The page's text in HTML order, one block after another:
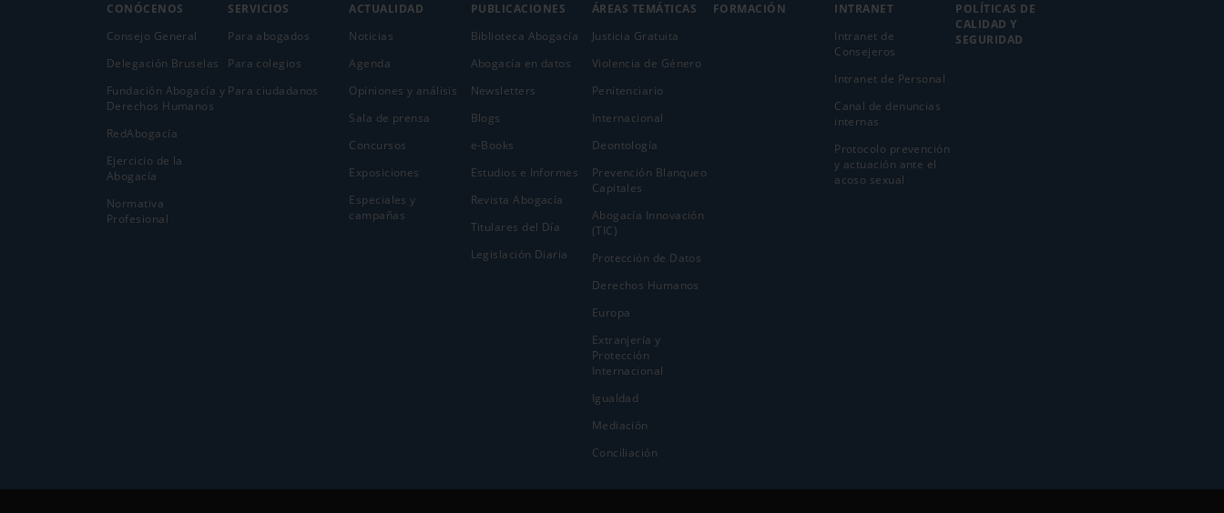
CONÓCENOS
Consejo General
Delegación Bruselas
Fundación Abogacía y
Derechos Humanos
RedAbogacía
Ejercicio de la
Abogací­a
Normativa
Profesional
SERVICIOS
Para abogados
Para colegios
Para ciudadanos
ACTUALIDAD
Noticias
Agenda
Opiniones y análisis
Sala de prensa
Concursos
Exposiciones
Especiales y
campañas
PUBLICACIONES
Biblioteca Abogacía
Abogacía en datos
Newsletters
Blogs
e-Books
Estudios e Informes
Revista Abogacía
Titulares del Día
Legislación Diaria
ÁREAS TEMÁTICAS
Justicia Gratuita
Violencia de Género
Penitenciario
Internacional
Deontología
Prevención Blanqueo
Capitales
Abogacía Innovación
(TIC)
Protección de Datos
Derechos Humanos
Europa
Extranjería y
Protección
Internacional
Igualdad
Mediación
Conciliación
FORMACIÓN
INTRANET
Intranet de
Consejeros
Intranet de Personal
Canal de denuncias
internas
Protocolo prevención
y actuación ante el
acoso sexual
POLÍTICAS DE
CALIDAD Y
SEGURIDAD